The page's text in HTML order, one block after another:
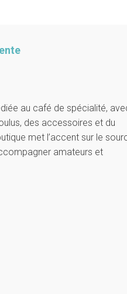
au café de spécialité,
des accessoires et du
met l’accent sur le
amateurs et